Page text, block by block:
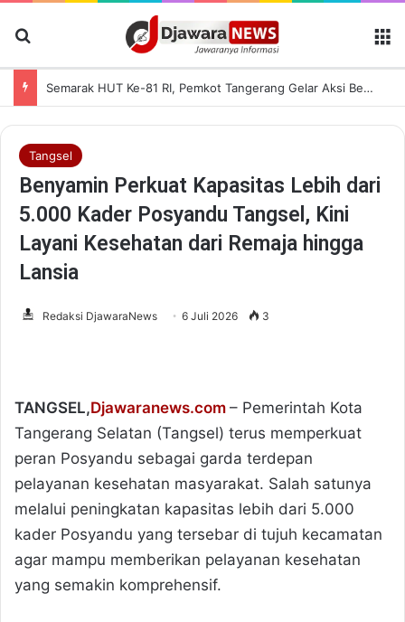
Semarak HUT Ke-81 RI, Pemkot Tangerang Gelar Aksi Bersih Kota dan Bagikan Bendera Merah Putih
Tangsel
Benyamin Perkuat Kapasitas Lebih dari
5.000 Kader Posyandu Tangsel, Kini
Layani Kesehatan dari Remaja hingga
Lansia
Redaksi DjawaraNews 6 Juli 2026 3
TANGSEL,Djawaranews.com – Pemerintah Kota
Tangerang Selatan (Tangsel) terus memperkuat
peran Posyandu sebagai garda terdepan
pelayanan kesehatan masyarakat. Salah satunya
melalui peningkatan kapasitas lebih dari 5.000
kader Posyandu yang tersebar di tujuh kecamatan
agar mampu memberikan pelayanan kesehatan
yang semakin komprehensif.